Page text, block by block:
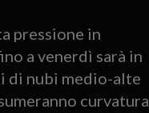
pressione in
a venerdì sarà in
di nubi medio-alte
curvatura